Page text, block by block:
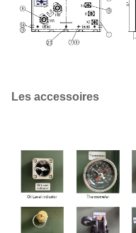
personnes
physiques
167
Les accessoires